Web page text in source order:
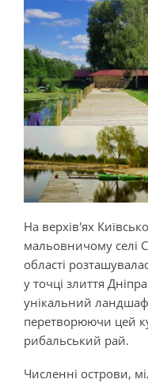
На верхів'ях
мальовничому селі
області
у точці злиття
унікальний
перетворюючи цей
рибальський рай.
Численні острови,